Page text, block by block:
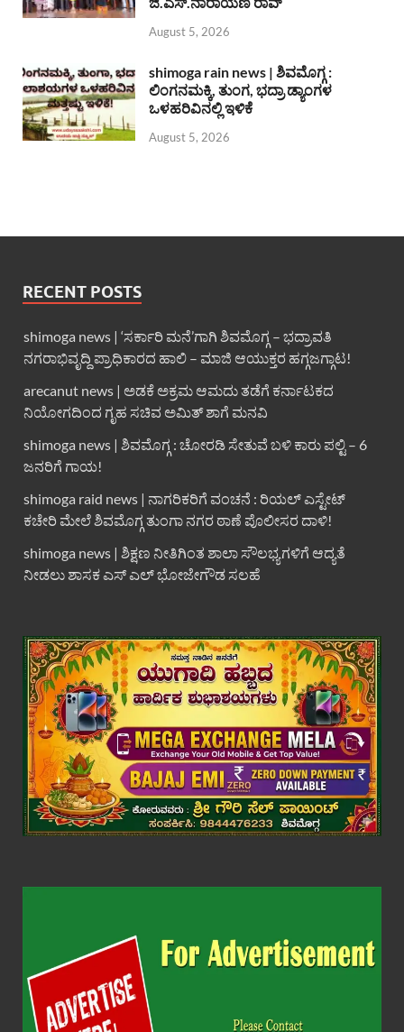
August 5, 2026
shimoga rain news | ಶಿವಮೊಗ್ಗ :
ಲಿಂಗನಮಕ್ಕಿ, ತುಂಗ, ಭದ್ರಾ ಡ್ಯಾಂಗಳ
ಒಳಹರಿವಿನಲ್ಲಿ ಇಳಿಕೆ
August 5, 2026
RECENT POSTS
shimoga news | ‘ಸರ್ಕಾರಿ ಮನೆ’ಗಾಗಿ ಶಿವಮೊಗ್ಗ – ಭದ್ರಾವತಿ
ನಗರಾಭಿವೃದ್ದಿ ಪ್ರಾಧಿಕಾರದ ಹಾಲಿ – ಮಾಜಿ ಆಯುಕ್ತರ ಹಗ್ಗಜಗ್ಗಾಟ!
arecanut news | ಅಡಕೆ ಅಕ್ರಮ ಆಮದು ತಡೆಗೆ ಕರ್ನಾಟಕದ
ನಿಯೋಗದಿಂದ ಗೃಹ ಸಚಿವ ಅಮಿತ್ ಶಾಗೆ ಮನವಿ
shimoga news | ಶಿವಮೊಗ್ಗ : ಚೋರಡಿ ಸೇತುವೆ ಬಳಿ ಕಾರು ಪಲ್ಟಿ – 6
ಜನರಿಗೆ ಗಾಯ!
shimoga raid news | ನಾಗರಿಕರಿಗೆ ವಂಚನೆ : ರಿಯಲ್ ಎಸ್ಟೇಟ್
ಕಚೇರಿ ಮೇಲೆ ಶಿವಮೊಗ್ಗ ತುಂಗಾ ನಗರ ಠಾಣೆ ಪೊಲೀಸರ ದಾಳಿ!
shimoga news | ಶಿಕ್ಷಣ ನೀತಿಗಿಂತ ಶಾಲಾ ಸೌಲಭ್ಯಗಳಿಗೆ ಆದ್ಯತೆ
ನೀಡಲು ಶಾಸಕ ಎಸ್ ಎಲ್ ಭೋಜೇಗೌಡ ಸಲಹೆ